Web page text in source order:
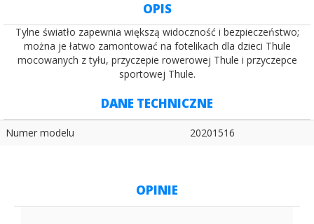
OPIS
Tylne światło zapewnia większą widoczność i bezpieczeństwo;
można je łatwo zamontować na fotelikach dla dzieci Thule
mocowanych z tyłu, przyczepie rowerowej Thule i przyczepce
sportowej Thule.
DANE TECHNICZNE
Numer modelu 20201516
OPINIE